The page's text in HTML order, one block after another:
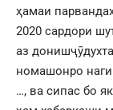
ҳамаи
2020 сардори
аз
номашонро
…, ва сипас бо